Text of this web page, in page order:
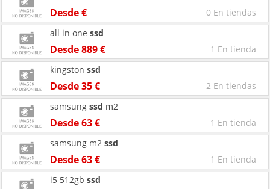
Desde € 0 En tiendas
Desde 889 € 1 En tienda
all in one ssd
Desde 35 € 2 En tiendas
kingston ssd
Desde 63 € 1 En tienda
samsung ssd m2
Desde 63 € 1 En tienda
samsung m2 ssd
i5 512gb ssd